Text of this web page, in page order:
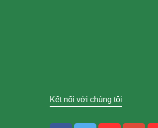
Kết nối với chúng tôi